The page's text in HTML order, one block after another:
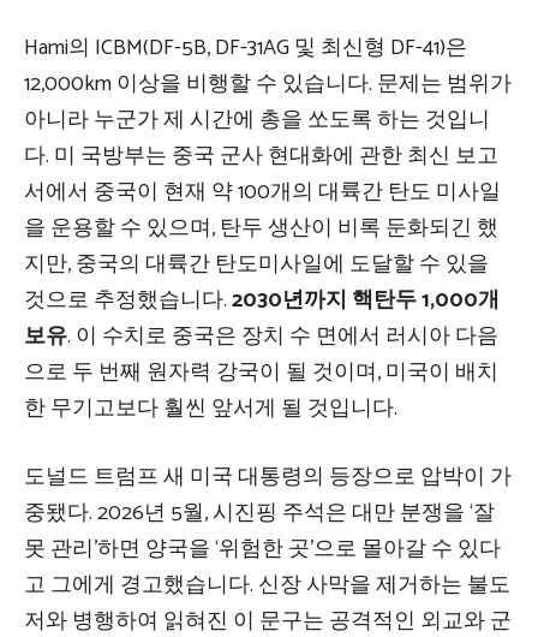
Hami의 ICBM(DF-5B, DF-31AG 및 최신형 DF-41)은
12,000km 이상을 비행할 수 있습니다. 문제는 범위가
아니라 누군가 제 시간에 총을 쏘도록 하는 것입니
다. 미 국방부는 중국 군사 현대화에 관한 최신 보고
서에서 중국이 현재 약 100개의 대륙간 탄도 미사일
을 운용할 수 있으며, 탄두 생산이 비록 둔화되긴 했
지만, 중국의 대륙간 탄도미사일에 도달할 수 있을
것으로 추정했습니다.2030년까지 핵탄두 1,000개
보유. 이 수치로 중국은 장치 수 면에서 러시아 다음
으로 두 번째 원자력 강국이 될 것이며, 미국이 배치
한 무기고보다 훨씬 앞서게 될 것입니다.
도널드 트럼프 새 미국 대통령의 등장으로 압박이 가
중됐다. 2026년 5월, 시진핑 주석은 대만 분쟁을 ‘잘
못 관리’하면 양국을 ‘위험한 곳’으로 몰아갈 수 있다
고 그에게 경고했습니다. 신장 사막을 제거하는 불도
저와 병행하여 읽혀진 이 문구는 공격적인 외교와 군